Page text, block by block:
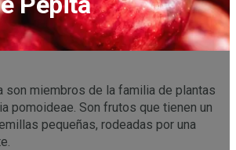
son miembros de la familia de plantas
pomoideae. Son frutos que tienen un
pequeñas, rodeadas por una